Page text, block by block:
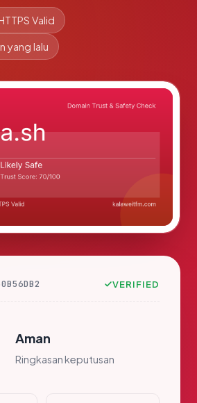
Valid
yang lalu
VERIFIED
Aman
Ringkasan keputusan